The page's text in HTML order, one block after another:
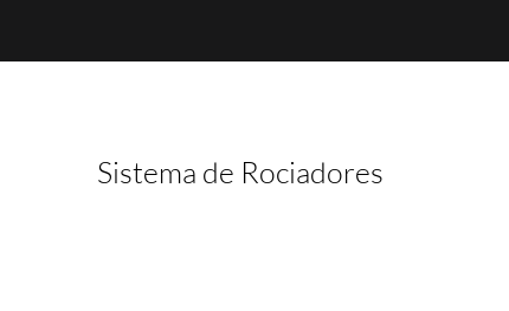
Sistema de Rociadores